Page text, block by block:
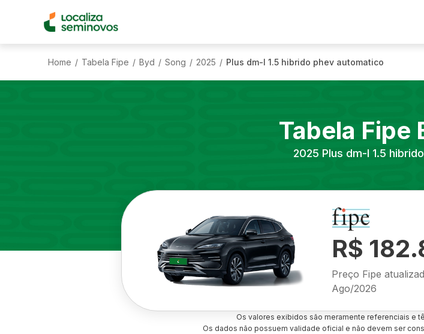
Home / Tabela Fipe / Byd / Song / 2025 / Plus dm-I 1.5 hibrido phev automatico
Tabela Fipe
2025 Plus dm-I 1.5
R$
Preço Fipe
Ago/2026
Os valores exibidos são meramente referenciais e
Os dados não possuem validade oficial e não devem ser